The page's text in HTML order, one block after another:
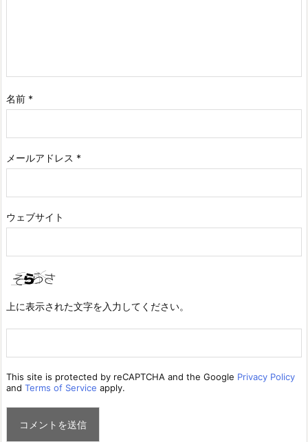
名前 *
メールアドレス *
ウェブサイト
上に表示された文字を入力してください。
This site is protected by reCAPTCHA and the Google Privacy Policy
and Terms of Service apply.